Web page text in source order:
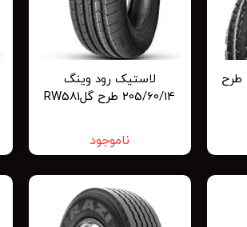
تایر رود وینگ 195R14 طرح
لاستیک رود وینگ
205/60/14 طرح گلRW581
ناموجود